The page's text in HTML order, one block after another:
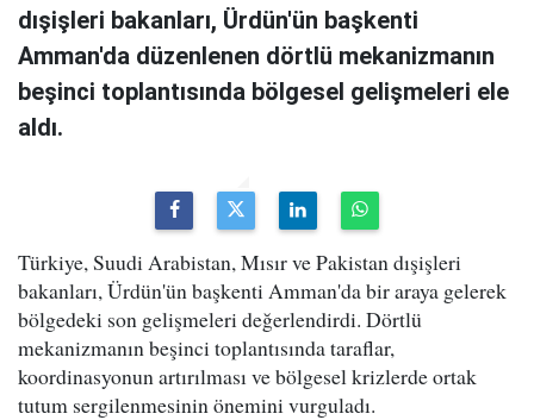
dışişleri bakanları, Ürdün'ün başkenti
Amman'da düzenlenen dörtlü mekanizmanın
beşinci toplantısında bölgesel gelişmeleri ele
aldı.
Türkiye, Suudi Arabistan, Mısır ve Pakistan dışişleri
bakanları, Ürdün'ün başkenti Amman'da bir araya gelerek
bölgedeki son gelişmeleri değerlendirdi. Dörtlü
mekanizmanın beşinci toplantısında taraflar,
koordinasyonun artırılması ve bölgesel krizlerde ortak
tutum sergilenmesinin önemini vurguladı.